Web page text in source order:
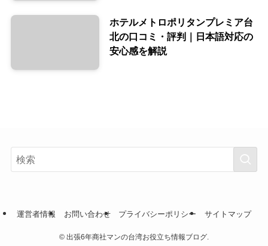
ホテルメトロポリタンプレミア台
北の口コミ・評判｜日本語対応の
安心感を解説
運営者情報 お問い合わせ プライバシーポリシー サイトマップ
© 出張6年商社マンの台湾お役立ち情報ブログ.